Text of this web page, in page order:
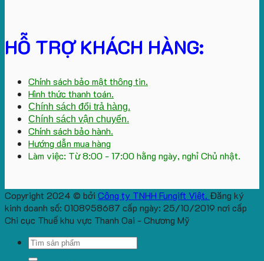
HỖ TRỢ KHÁCH HÀNG:
Chính sách bảo mật thông tin.
Hình thức thanh toán.
Chính sách đổi trả hàng.
Chính sách vận chuyển.
Chính sách bảo hành.
Hướng dẫn mua hàng
Làm việc: Từ 8:00 - 17:00 hằng ngày, nghỉ Chủ nhật.
Copyright 2024 © bởi Công ty TNHH Fungift Việt. Đăng ký
kinh doanh số: 0108958687 cấp ngày: 25/10/2019 nơi cấp
Chi cục Thuế khu vực Thanh Oai - Chương Mỹ
Search